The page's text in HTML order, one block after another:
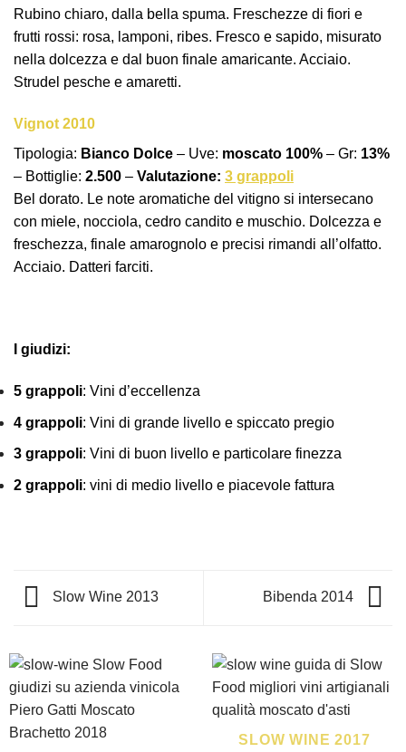
Rubino chiaro, dalla bella spuma. Freschezze di fiori e
frutti rossi: rosa, lamponi, ribes. Fresco e sapido, misurato
nella dolcezza e dal buon finale amaricante. Acciaio.
Strudel pesche e amaretti.
Vignot 2010
Tipologia: Bianco Dolce – Uve: moscato 100% – Gr: 13%
– Bottiglie: 2.500 – Valutazione: 3 grappoli
Bel dorato. Le note aromatiche del vitigno si intersecano
con miele, nocciola, cedro candito e muschio. Dolcezza e
freschezza, finale amarognolo e precisi rimandi all’olfatto.
Acciaio. Datteri farciti.
I giudizi:
5 grappoli: Vini d’eccellenza
4 grappoli: Vini di grande livello e spiccato pregio
3 grappoli: Vini di buon livello e particolare finezza
2 grappoli: vini di medio livello e piacevole fattura
Slow Wine 2013 Bibenda 2014
SLOW WINE 2017